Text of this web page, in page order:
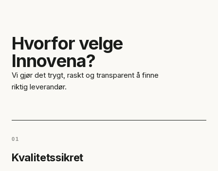
Hvorfor velge
Innovena?
Vi gjør det trygt, raskt og transparent å finne
riktig leverandør.
01
Kvalitetssikret